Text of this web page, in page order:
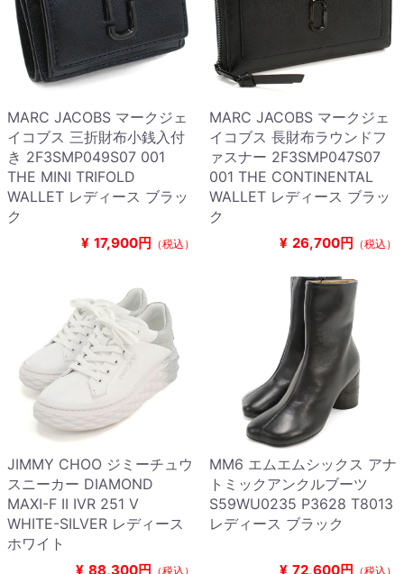
MARC JACOBS マークジェ
イコブス 三折財布小銭入付
き 2F3SMP049S07 001
THE MINI TRIFOLD
WALLET レディース ブラッ
ク
¥ 17,900円 （税込）
MARC JACOBS マークジェ
イコブス 長財布ラウンドフ
ァスナー 2F3SMP047S07
001 THE CONTINENTAL
WALLET レディース ブラッ
ク
¥ 26,700円 （税込）
JIMMY CHOO ジミーチュウ
スニーカー DIAMOND
MAXI-F II IVR 251 V
WHITE-SILVER レディース
ホワイト
¥ 88,300円 （税込）
MM6 エムエムシックス アナ
トミックアンクルブーツ
S59WU0235 P3628 T8013
レディース ブラック
¥ 72,600円 （税込）